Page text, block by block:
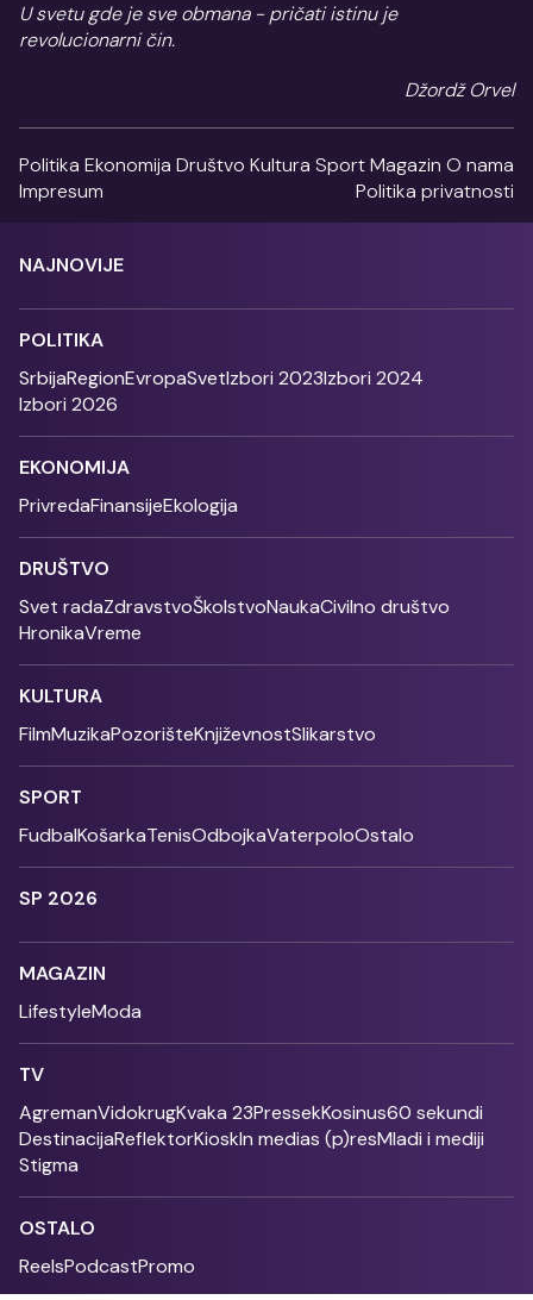
U svetu gde je sve obmana - pričati istinu je
revolucionarni čin.
Džordž Orvel
Politika Ekonomija Društvo Kultura SportMagazin O nama
Impresum
Politika privatnosti
NAJNOVIJE
POLITIKA
SrbijaRegionEvropaSvetIzbori 2023Izbori 2024
Izbori 2026
EKONOMIJA
PrivredaFinansijeEkologija
DRUŠTVO
Svet radaZdravstvoŠkolstvoNaukaCivilno društvo
HronikaVreme
KULTURA
FilmMuzikaPozorišteKnjiževnostSlikarstvo
SPORT
FudbalKošarkaTenisOdbojkaVaterpoloOstalo
SP 2026
MAGAZIN
LifestyleModa
TV
AgremanVidokrugKvaka 23PressekKosinus60 sekundi
DestinacijaReflektorKioskIn medias (p)resMladi i mediji
Stigma
OSTALO
ReelsPodcastPromo